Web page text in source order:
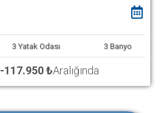
3 Yatak Odası 3 Banyo
-117.950 ₺Aralığında